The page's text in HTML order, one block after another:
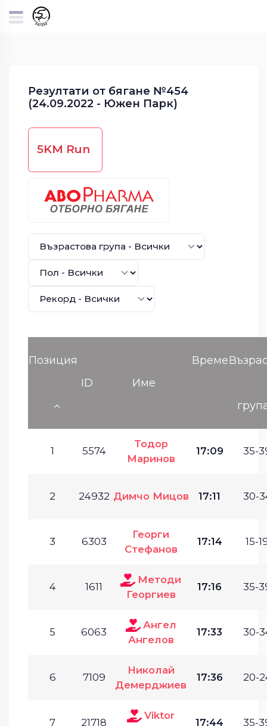
Резултати от бягане №454
(24.09.2022 - Южен Парк)
5KM Run
Позиция
ID
Име
Време
1 5574
Тодор
Маринов
17:09 35-
2 24932 Димчо Мицов 17:11 30-
3 6303
Георги
Стефанов
17:14 15-
4 1611
Методи
Георгиев
17:16 35-
5 6063
Ангел
Ангелов
17:33 30-
6 7109
Николай
Демерджиев
17:36 20-
7 21718
Viktor
17:44 35-